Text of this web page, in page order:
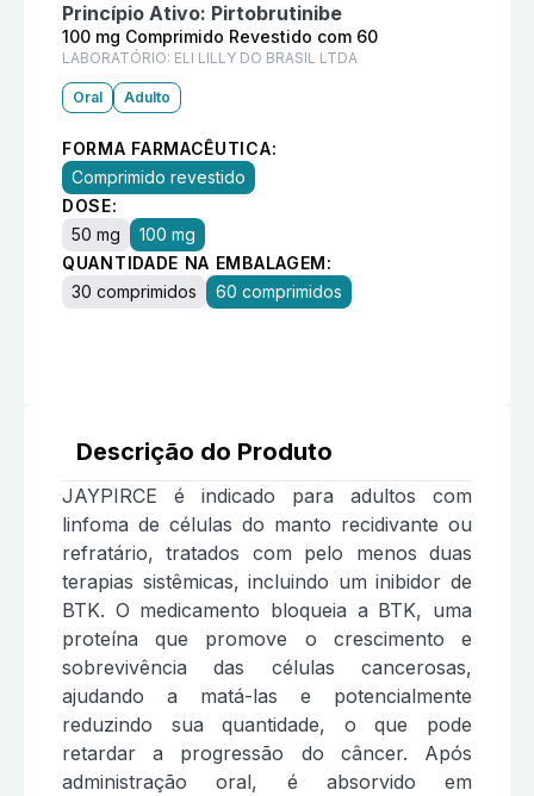
Princípio Ativo: Pirtobrutinibe
100 mg Comprimido Revestido com 60
LABORATÓRIO: ELI LILLY DO BRASIL LTDA
Oral Adulto
FORMA FARMACÊUTICA:
Comprimido revestido
DOSE:
50 mg
100 mg
QUANTIDADE NA EMBALAGEM:
30 comprimidos
60 comprimidos
Descrição do Produto
JAYPIRCE é indicado para adultos com
linfoma de células do manto recidivante ou
refratário, tratados com pelo menos duas
terapias sistêmicas, incluindo um inibidor de
BTK. O medicamento bloqueia a BTK, uma
proteína que promove o crescimento e
sobrevivência das células cancerosas,
ajudando a matá-las e potencialmente
reduzindo sua quantidade, o que pode
retardar a progressão do câncer. Após
administração oral, é absorvido em